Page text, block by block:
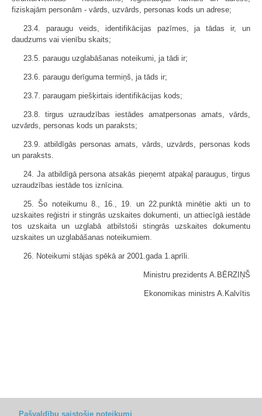
fiziskajām personām - vārds, uzvārds, personas kods un adrese;
23.4. paraugu veids, identifikācijas pazīmes, ja tādas ir, un
daudzums vai vienību skaits;
23.5. paraugu uzglabāšanas noteikumi, ja tādi ir;
23.6. paraugu derīguma termiņš, ja tāds ir;
23.7. paraugam piešķirtais identifikācijas kods;
23.8. tirgus uzraudzības iestādes amatpersonas amats, vārds,
uzvārds, personas kods un paraksts;
23.9. atbildīgās personas amats, vārds, uzvārds, personas kods
un paraksts.
24. Ja atbildīgā persona atsakās pieņemt atpakaļ paraugus, tirgus
uzraudzības iestāde tos iznīcina.
25. Šo noteikumu 8., 16., 19. un 22.punktā minētie akti un to
uzskaites reģistri ir stingrās uzskaites dokumenti, un attiecīgā iestāde
tos uzskaita un uzglabā atbilstoši stingrās uzskaites dokumentu
uzskaites un uzglabāšanas noteikumiem.
26. Noteikumi stājas spēkā ar 2001.gada 1.aprīli.
Ministru prezidents A.BĒRZIŅŠ
Ekonomikas ministrs A.Kalvītis
Pašvaldību saistošie noteikumi